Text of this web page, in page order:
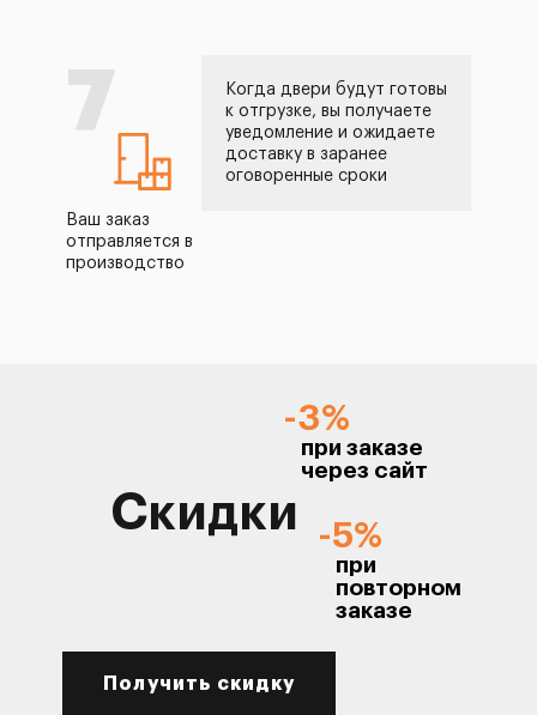
7
Ваш заказ
отправляется в
производство
Когда двери будут готовы
к отгрузке, вы получаете
уведомление и ожидаете
доставку в заранее
оговоренные сроки
Скидки
-3%
при заказе
через сайт
-5%
при
повторном
заказе
Получить скидку